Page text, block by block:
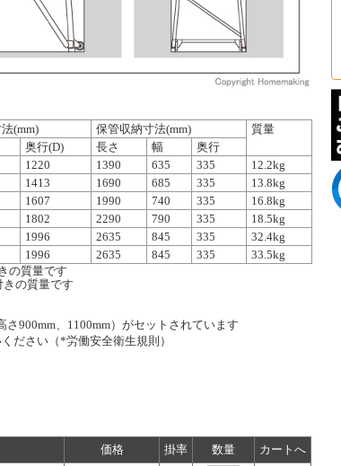
(mm) 保管収納寸法(mm)
質量
奥行(D) 長さ 幅
奥行
1220 1390 635 335
12.2kg
1413 1690 685 335
13.8kg
1607 1990 740 335
16.8kg
1802 2290 790 335
18.5kg
1996 2635 845 335
32.4kg
1996 2635 845 335
33.5kg
の質量です
きの質量です
900mm、1100mm）がセットされています
ださい（*労働安全衛生規則）
価格 掛率 数量 カートへ